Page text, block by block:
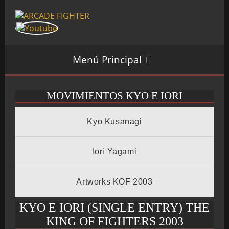
Menú Principal
INICIO
SALÓN ARCADE
GALERÍAS
MOVIMIENTOS KYO E IORI
Kyo Kusanagi
Iori Yagami
Artworks KOF 2003
KYO E IORI (SINGLE ENTRY) THE
KING OF FIGHTERS 2003